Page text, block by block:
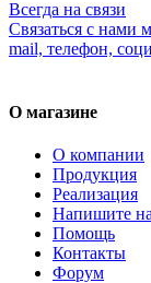
Всегда на связи
Связаться с нами
mail, телефон,
О магазине
О компании
Продукция
Реализация
Напишите
Помощь
Контакты
Форум